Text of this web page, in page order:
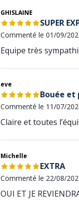
GHISLAINE
SUPER
Commenté le 01/09/
Equipe très
eve
Bouée et
Commenté le 11/07/
Claire et toutes
Michelle
EXTRA
Commenté le 22/08/
OUI ET JE